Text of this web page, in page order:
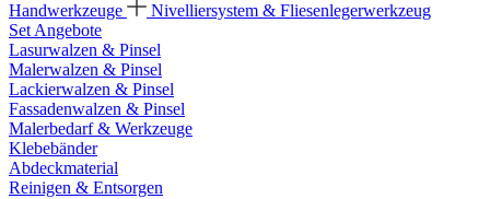
Handwerkzeuge
Nivelliersystem & Fliesenlegerwerkzeug
Set Angebote
Lasurwalzen & Pinsel
Malerwalzen & Pinsel
Lackierwalzen & Pinsel
Fassadenwalzen & Pinsel
Malerbedarf & Werkzeuge
Klebebänder
Abdeckmaterial
Reinigen & Entsorgen